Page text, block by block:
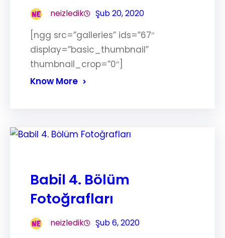
neizledik Şub 20, 2020
[ngg src=”galleries” ids=”67″
display=”basic_thumbnail”
thumbnail_crop=”0″]
Know More
Babil 4. Bölüm
Fotoğrafları
neizledik Şub 6, 2020